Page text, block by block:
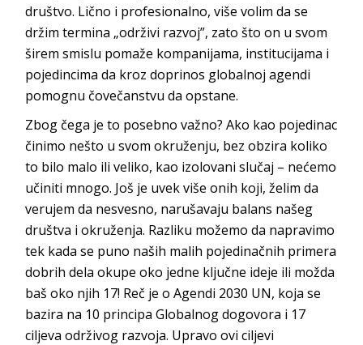
društvo. Lično i profesionalno, više volim da se
držim termina „održivi razvoj”, zato što on u svom
širem smislu pomaže kompanijama, institucijama i
pojedincima da kroz doprinos globalnoj agendi
pomognu čovečanstvu da opstane.
Zbog čega je to posebno važno? Ako kao pojedinac
činimo nešto u svom okruženju, bez obzira koliko
to bilo malo ili veliko, kao izolovani slučaj – nećemo
učiniti mnogo. Još je uvek više onih koji, želim da
verujem da nesvesno, narušavaju balans našeg
društva i okruženja. Razliku možemo da napravimo
tek kada se puno naših malih pojedinačnih primera
dobrih dela okupe oko jedne ključne ideje ili možda
baš oko njih 17! Reč je o Agendi 2030 UN, koja se
bazira na 10 principa Globalnog dogovora i 17
ciljeva održivog razvoja. Upravo ovi ciljevi